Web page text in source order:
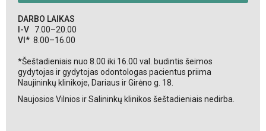
DARBO LAIKAS
I-V 7.00–20.00
VI* 8.00–16.00
*Šeštadieniais nuo 8.00 iki 16.00 val. budintis šeimos
gydytojas ir gydytojas odontologas pacientus priima
Naujininkų klinikoje, Dariaus ir Girėno g. 18.
Naujosios Vilnios ir Salininkų klinikos šeštadieniais nedirba.